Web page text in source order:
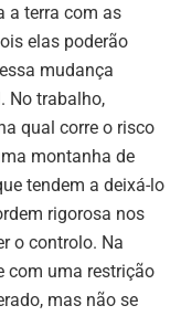
a terra com as
elas poderão
mudança
No trabalho,
qual corre o risco
montanha de
tendem a deixá-lo
rigorosa nos
o controlo. Na
com uma restrição
mas não se